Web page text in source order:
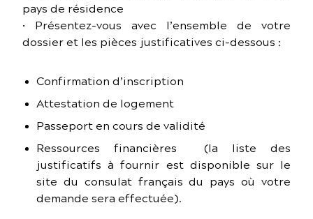
pays de résidence
• Présentez-vous avec l’ensemble de votre
dossier et les pièces justificatives ci-dessous :
Confirmation d’inscription
Attestation de logement
Passeport en cours de validité
Ressources financières (la liste des
justificatifs à fournir est disponible sur le
site du consulat français du pays où votre
demande sera effectuée).